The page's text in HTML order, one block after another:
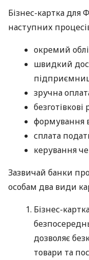
Бізнес-картка для
наступних
окремий
швидкий
зручна
формування
сплата
керування
Зазвичай банки
особам два види
Бізнес-
дозволяє
товари та